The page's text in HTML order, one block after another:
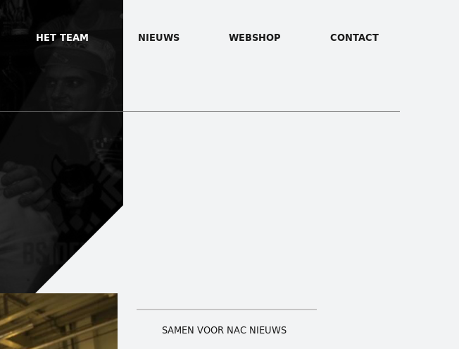
HET TEAM NIEUWS WEBSHOP CONTACT
SAMEN VOOR NAC NIEUWS